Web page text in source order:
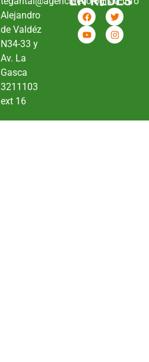
Alejandro
de Valdéz
N34-33 y
Av. La
Gasca
3211103
ext 16